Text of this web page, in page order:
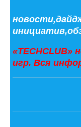
«TECHCLUB»
игр. Вся